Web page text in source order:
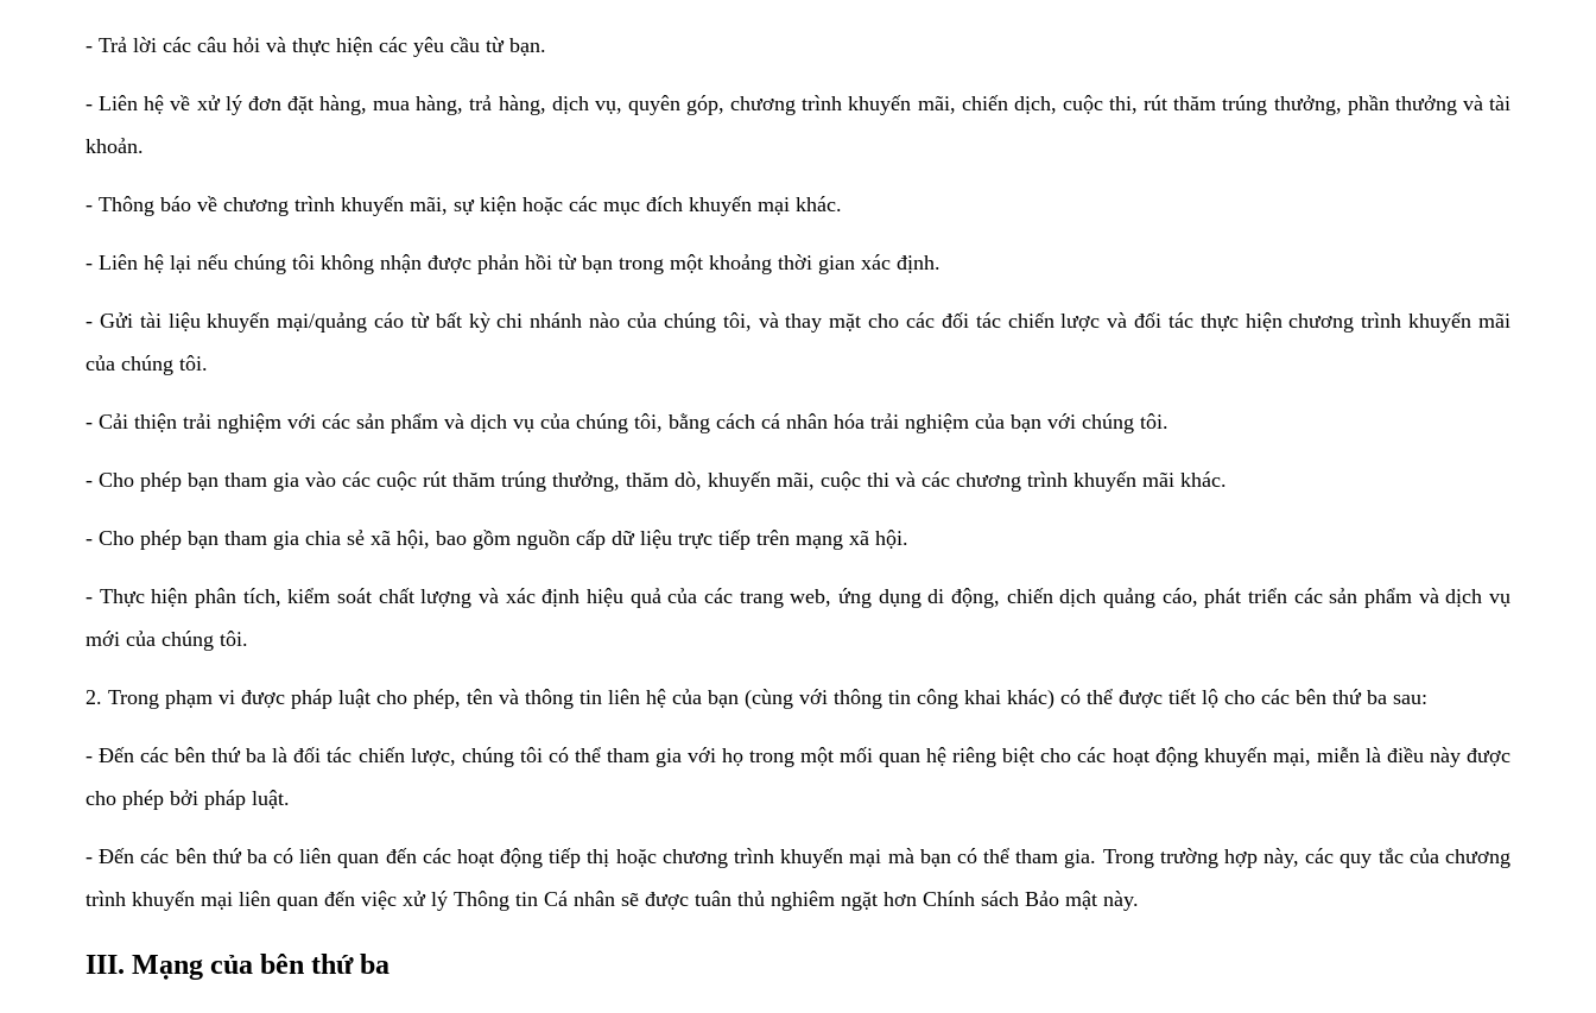
- Trả lời các câu hỏi và thực hiện các yêu cầu từ bạn.
- Liên hệ về xử lý đơn đặt hàng, mua hàng, trả hàng, dịch vụ, quyên góp, chương trình khuyến mãi, chiến dịch, cuộc thi, rút thăm trúng thưởng, phần thưởng và tài
khoản.
- Thông báo về chương trình khuyến mãi, sự kiện hoặc các mục đích khuyến mại khác.
- Liên hệ lại nếu chúng tôi không nhận được phản hồi từ bạn trong một khoảng thời gian xác định.
- Gửi tài liệu khuyến mại/quảng cáo từ bất kỳ chi nhánh nào của chúng tôi, và thay mặt cho các đối tác chiến lược và đối tác thực hiện chương trình khuyến mãi
của chúng tôi.
- Cải thiện trải nghiệm với các sản phẩm và dịch vụ của chúng tôi, bằng cách cá nhân hóa trải nghiệm của bạn với chúng tôi.
- Cho phép bạn tham gia vào các cuộc rút thăm trúng thưởng, thăm dò, khuyến mãi, cuộc thi và các chương trình khuyến mãi khác.
- Cho phép bạn tham gia chia sẻ xã hội, bao gồm nguồn cấp dữ liệu trực tiếp trên mạng xã hội.
- Thực hiện phân tích, kiểm soát chất lượng và xác định hiệu quả của các trang web, ứng dụng di động, chiến dịch quảng cáo, phát triển các sản phẩm và dịch vụ
mới của chúng tôi.
2. Trong phạm vi được pháp luật cho phép, tên và thông tin liên hệ của bạn (cùng với thông tin công khai khác) có thể được tiết lộ cho các bên thứ ba sau:
- Đến các bên thứ ba là đối tác chiến lược, chúng tôi có thể tham gia với họ trong một mối quan hệ riêng biệt cho các hoạt động khuyến mại, miễn là điều này được
cho phép bởi pháp luật.
- Đến các bên thứ ba có liên quan đến các hoạt động tiếp thị hoặc chương trình khuyến mại mà bạn có thể tham gia. Trong trường hợp này, các quy tắc của chương
trình khuyến mại liên quan đến việc xử lý Thông tin Cá nhân sẽ được tuân thủ nghiêm ngặt hơn Chính sách Bảo mật này.
III. Mạng của bên thứ ba